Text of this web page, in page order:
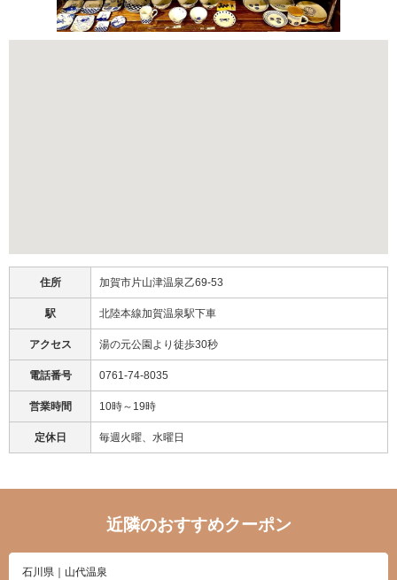
住所 加賀市片山津温泉乙69-53
駅 北陸本線加賀温泉駅下車
アクセス 湯の元公園より徒歩30秒
電話番号 0761-74-8035
営業時間 10時～19時
定休日 毎週火曜、水曜日
近隣のおすすめクーポン
石川県｜山代温泉